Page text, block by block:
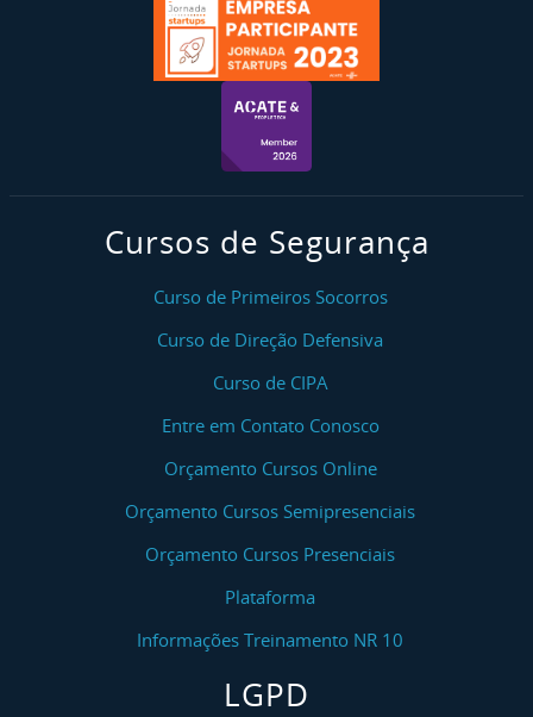
Cursos de Segurança
Curso de Primeiros Socorros
Curso de Direção Defensiva
Curso de CIPA
Entre em Contato Conosco
Orçamento Cursos Online
Orçamento Cursos Semipresenciais
Orçamento Cursos Presenciais
Plataforma
Informações Treinamento NR 10
LGPD